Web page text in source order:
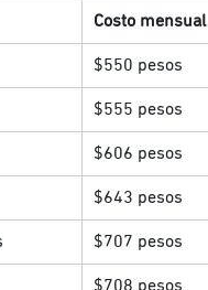
Costo mensual
$550 pesos
$555 pesos
$606 pesos
$643 pesos
$707 pesos
$708 pesos